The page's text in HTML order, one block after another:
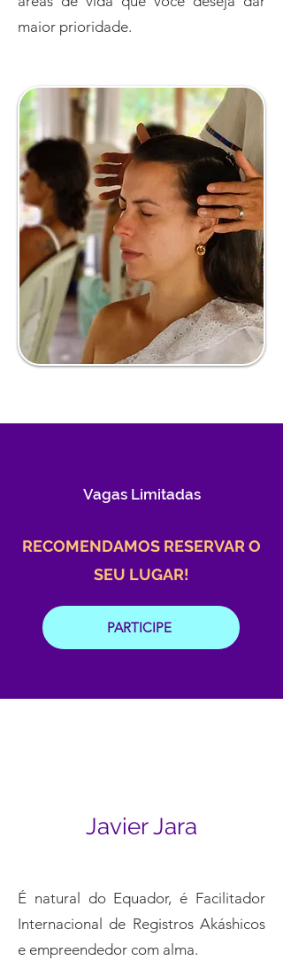
maior prioridade.
Vagas Limitadas
RECOMENDAMOS RESERVAR O
SEU LUGAR!
PARTICIPE
Javier Jara
É natural do Equador, é Facilitador
Internacional de Registros Akáshicos
e empreendedor com alma.